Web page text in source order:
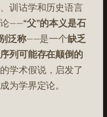
训诂学和历史语言
论——“父”的本义是石
泛称——是一个缺乏
列可能存在颠倒的
学术假说，启发了
为学界定论。